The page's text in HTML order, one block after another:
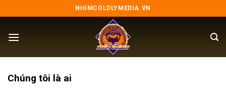
to
NHIMCOLDLYMEDIA.VN
Chúng tôi là ai